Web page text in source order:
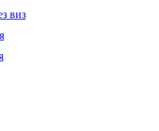
виз